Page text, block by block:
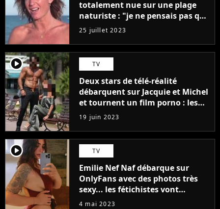
totalement nue sur une plage
naturiste : "je ne pensais pas que
j'arriverais à le faire..."
25 juillet 2023
player2 TV
Deux stars de télé-réalité
débarquent sur Jacquie et Michel
et tournent un film porno : les
premières images du tournage
(exclu)
19 juin 2023
player2 TV
Emilie Nef Naf débarque sur
OnlyFans avec des photos très
sexy... les fétichistes vont
prendre leur pied !
4 mai 2023